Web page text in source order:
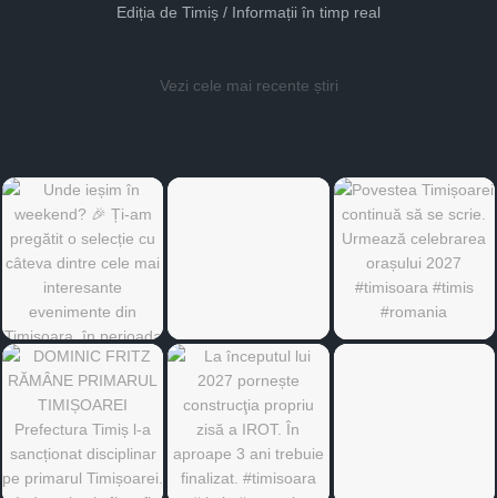
Ediția de Timiș / Informații în timp real
Vezi cele mai recente știri